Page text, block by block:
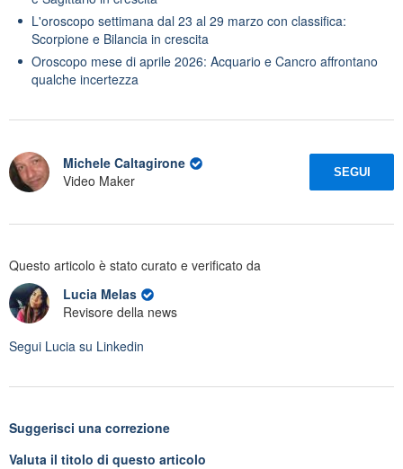
L'oroscopo settimana dal 23 al 29 marzo con classifica:
Scorpione e Bilancia in crescita
Oroscopo mese di aprile 2026: Acquario e Cancro affrontano
qualche incertezza
Michele Caltagirone
Video Maker
SEGUI
Questo articolo è stato curato e verificato da
Lucia Melas
Revisore della news
Segui Lucia su Linkedin
Suggerisci una correzione
Valuta il titolo di questo articolo